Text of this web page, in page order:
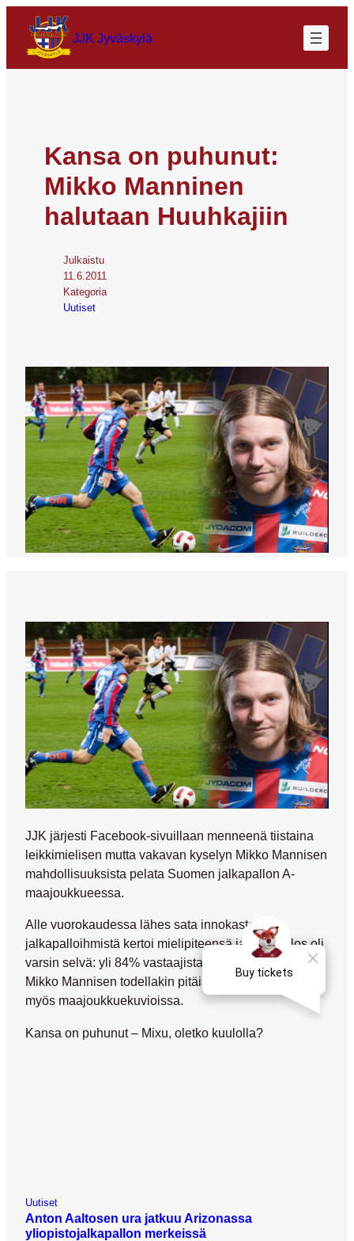
JJK Jyväskylä
Kansa on puhunut:
Mikko Manninen
halutaan Huuhkajiin
Julkaistu
11.6.2011
Kategoria
Uutiset
JJK järjesti Facebook-sivuillaan menneenä tiistaina
leikkimielisen mutta vakavan kyselyn Mikko Mannisen
mahdollisuuksista pelata Suomen jalkapallon A-
maajoukkueessa.
Alle vuorokaudessa lähes sata innokasta
jalkapalloihmistä kertoi mielipiteensä ja lopputulos oli
varsin selvä: yli 84% vastaajista oli sitä mieltä, että
Mikko Mannisen todellakin pitäisi saada näyttöpaikka
myös maajoukkuekuvioissa.
Kansa on puhunut – Mixu, oletko kuulolla?
Uutiset
Anton Aaltosen ura jatkuu Arizonassa
yliopistojalkapallon merkeissä